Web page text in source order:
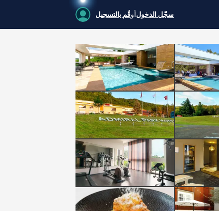
سجّل الدخولأوقُم بالتسجيل